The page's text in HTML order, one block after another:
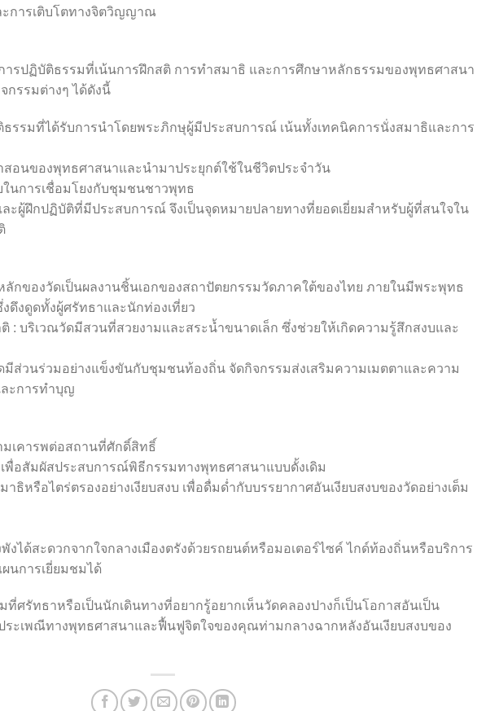
ะการเติบโตทางจิตวิญญาณ
ารปฏิบัติธรรมที่เน้นการฝึกสติ การทำสมาธิ และการศึกษาหลักธรรมของพุทธศาสนา
กรรมต่างๆ ได้ดังนี้
รรมที่ได้รับการนำโดยพระภิกษุผู้มีประสบการณ์ เน้นทั้งเทคนิคการนั่งสมาธิและการ
สอนของพุทธศาสนาและนำมาประยุกต์ใช้ในชีวิตประจำวัน
นการเชื่อมโยงกับชุมชนชาวพุทธ
ะผู้ฝึกปฏิบัติที่มีประสบการณ์ จึงเป็นจุดหมายปลายทางที่ยอดเยี่ยมสำหรับผู้ที่สนใจใน
ลักของวัดเป็นผลงานชิ้นเอกของสถาปัตยกรรมวัดภาคใต้ของไทย ภายในมีพระพุทธ
ดึงดูดทั้งผู้ศรัทธาและนักท่องเที่ยว
: บริเวณวัดมีสวนที่สวยงามและสระน้ำขนาดเล็ก ซึ่งช่วยให้เกิดความรู้สึกสงบและ
ส่วนร่วมอย่างแข็งขันกับชุมชนท้องถิ่น จัดกิจกรรมส่งเสริมความเมตตาและความ
ละการทำบุญ
มเคารพต่อสถานที่ศักดิ์สิทธิ์
พื่อสัมผัสประสบการณ์พิธีกรรมทางพุทธศาสนาแบบดั้งเดิม
าธิหรือไตร่ตรองอย่างเงียบสงบ เพื่อดื่มด่ำกับบรรยากาศอันเงียบสงบของวัดอย่างเต็ม
งได้สะดวกจากใจกลางเมืองตรังด้วยรถยนต์หรือมอเตอร์ไซค์ ไกด์ท้องถิ่นหรือบริการ
นการเยี่ยมชมได้
ศรัทธาหรือเป็นนักเดินทางที่อยากรู้อยากเห็นวัดคลองปางก็เป็นโอกาสอันเป็น
ระเพณีทางพุทธศาสนาและฟื้นฟูจิตใจของคุณท่ามกลางฉากหลังอันเงียบสงบของ